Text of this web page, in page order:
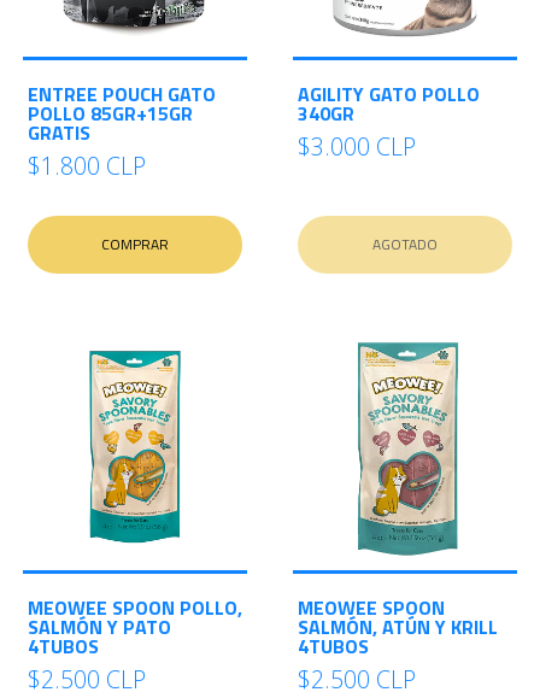
ENTREE POUCH GATO
POLLO 85GR+15GR
GRATIS
$1.800 CLP
COMPRAR
AGILITY GATO POLLO
340GR
$3.000 CLP
AGOTADO
MEOWEE SPOON POLLO,
SALMÓN Y PATO
4TUBOS
$2.500 CLP
MEOWEE SPOON
SALMÓN, ATÚN Y KRILL
4TUBOS
$2.500 CLP